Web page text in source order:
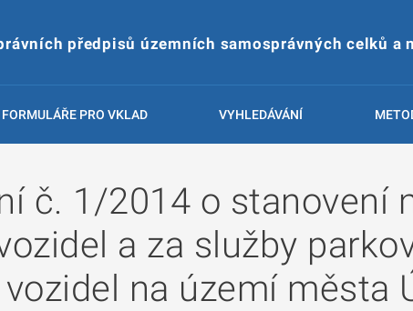
předpisů územních samosprávných celků a
FORMULÁŘE PRO VKLAD VYHLEDÁVÁNÍ
č. 1/2014 o stanovení
a za služby
na území města